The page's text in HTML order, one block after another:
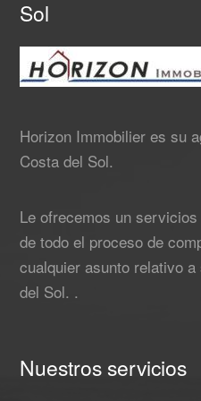
Sol
Horizon Immobilier es su
Costa del Sol.
Le ofrecemos un
de todo el proceso de
cualquier asunto relativo
del Sol. .
Nuestros servicios